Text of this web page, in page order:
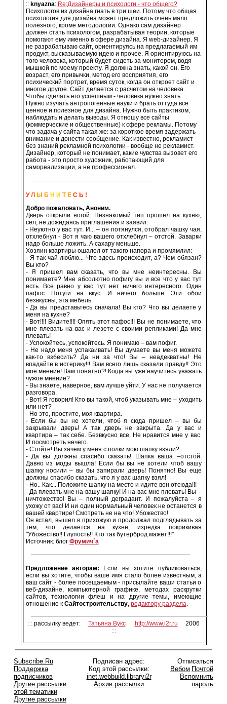
:: knyazna: Re:Дизайнеры и психологи - что общего?
Психологов из дизайна гнать в три шеи. Потому что общая
психология для дизайна может предложить очень мало
полезного, кроме методологии. Однако сам дизайнер
должен стать психологом, разрабатывая теории, которые
помогают ему именно в сфере дизайна. Я web-дизайнер. Я
не разрабатываю сайт, ориентируясь на предлагаемый им
продукт, высказываемую идею и прочее. Я ориентируюсь на
того человека, который будет сидеть за монитором, водя
мышкой по моему проекту. Я должна знать, какой он. Его
возраст, его привычки, метод его восприятия, его
психический портрет, время суток, когда он откроет сайт и
многое другое. Сайт делается с расчетом на человека.
Чтобы сделать его успешным - человека нужно знать.
Нужно изучать антропогенные науки и брать оттуда все
ценное и полезное для дизайна. Нужно быть практиком,
наблюдать и делать выводы. Я отношу все сайты
(коммерческие и общественные) к сфере рекламы. Потому
что задача у сайта такая же: за короткое время задержать
внимание и донести сообщение. Как известно, рекламист
без знаний рекламной психологии - вообще не рекламист.
Дизайнер, который не понимает, какие чувства вызовет его
работа - это просто художник, работающий для
самореализации, а не профессионал.
У Л Ы Б Н И Т Е С Ь !
Добро пожаловать, Аноним.
Дверь открыли ногой. Незнакомый тип прошел на кухню,
сел, не дожидаясь приглашения и заявил:
- Неуютно у вас тут. И... – он потянулся, отобрал чашку чая,
отхлебнул - Вот я чаю вашего отхлебнул – отстой. Заварки
надо больше ложить. А сахару меньше.
Хозяин квартиры ошалел от такого напора и промямлил:
- Я так чай люблю... Что здесь происходит, а? Чем обязан?
Вы кто?
- Я пришел вам сказать, что вы мне неинтересны. Вы
понимаете? Мне абсолютно пофигу вы и все что у вас тут
есть. Все равно у вас тут нет ничего интересного. Один
пафос. Потуги на вкус. И ничего больше. Эти обои
безвкусны, эта мебель.
- Да вы представьтесь сначала! Вы кто? Что вы делаете у
меня на кухне?
- Вот!!!! Видите!!!! Опять этот пафос!!! Вы не понимаете, что
мне плевать на вас и лезете с своими репликами! Да мне
плевать!
- Успокойтесь, успокойтесь. Я понимаю – вам пофиг.
- Не надо меня успакаивать! Вы думаете вы меня можете
как-то взбесить? Да ни за что! Вы – неадекватны! Не
впадайте в истерику!!! Вам всего лишь сказали правду!! Это
мое мнение! Вам понятно?! Когда вы уже научитесь уважать
чужое мнение?
- Вы знаете, наверное, вам лучше уйти. У нас не получается
разговора.
- Вот! Я говорил! Кто вы такой, чтоб указывать мне – уходить
или нет?
- Но это, простите, моя квартира.
- Если бы вы не хотели, чтоб я сюда пришел – вы бы
закрывали дверь! А так дверь не закрыта. Да у вас и
квартира – так себе. Безвкусно все. Не нравится мне у вас.
И посмотреть нечего.
- Стойте! Вы зачем у меня с полки мою шапку взяли?
- Да вы должны спасибо сказать! Шапка ваша –отстой.
Давно из моды вышла! Если бы вы не хотели чтоб вашу
шапку носили – вы бы запирали дверь! Понятно! Вы еще
должны спасибо сказать, что я у вас шапку взял!
- Но.. Как... Положите шапку на место и идите вон отсюда!!!
- Да плевать мне на вашу шапку! И на вас мне плевать! Вы –
ничтожество! Вы – полный деградант. И пожалуйста – я
ухожу от вас! И ни один нормальный человек не останется в
вашей квартире! Смотреть не на что! Убожество!
Он встал, вышел в прихожую и продолжал подглядывать за
тем, что делается на кухне, изредка покрикивая
"Убожество!! Глупость!! Кто так бутерброд мажет!!!"
Источник: блог Фрумич`а
Предложение авторам: Если вы хотите публиковаться,
если вы хотите, чтобы ваше имя стало более известным, а
ваш сайт - более посещаемым - присылайте ваши статьи о
веб-дизайне, компьютерной графике, методах раскрутки
сайтов, технологии флеш и на другие темы, имеющие
отношение к Сайтостроительству, редактору раздела.
:::рассылку ведет: Татьяна Вукс http://www.i2r.ru 2006
:::
Subscribe.Ru
Поддержка
подписчиков
Другие рассылки
этой тематики
Другие рассылки
Подписан адрес:
Код этой рассылки:
inet.webbuild.libraryi2r
Архив рассылки
Отписаться
Вебом Почтой
Вспомнить
пароль